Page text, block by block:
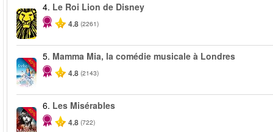
4. Le Roi Lion de Disney
4.8 (2261)
-40%
5. Mamma Mia, la comédie musicale à Londres
4.8 (2143)
-40%
6. Les Misérables
4.8 (722)